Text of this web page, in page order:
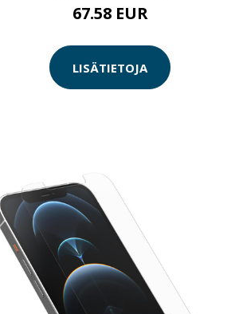
67.58 EUR
LISÄTIETOJA